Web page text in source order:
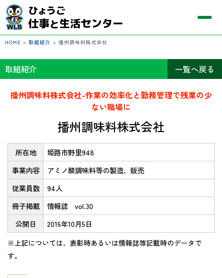
HOME > 取組紹介 > 播州調味料株式会社
取組紹介 一覧へ戻る
播州調味料株式会社-作業の効率化と勤務管理で残業の少
ない職場に
播州調味料株式会社
所在地
姫路市野里948
事業内容
アミノ酸調味料等の製造、販売
従業員数
94人
冊子掲載
情報誌 vol.30
公開日
2016年10月5日
※上記については、表彰時あるいは情報誌等記載時のデータで
す。